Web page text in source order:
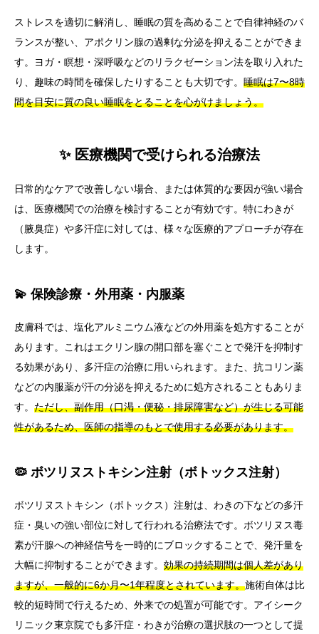
ストレスを適切に解消し、睡眠の質を高めることで自律神経のバ
ランスが整い、アポクリン腺の過剰な分泌を抑えることができま
す。ヨガ・瞑想・深呼吸などのリラクゼーション法を取り入れた
り、趣味の時間を確保したりすることも大切です。 睡眠は7〜8時
間を目安に質の良い睡眠をとることを心がけましょう。
✨ 医療機関で受けられる治療法
日常的なケアで改善しない場合、または体質的な要因が強い場合
は、医療機関での治療を検討することが有効です。特にわきが
（腋臭症）や多汗症に対しては、様々な医療的アプローチが存在
します。
💫 保険診療・外用薬・内服薬
皮膚科では、塩化アルミニウム液などの外用薬を処方することが
あります。これはエクリン腺の開口部を塞ぐことで発汗を抑制す
る効果があり、多汗症の治療に用いられます。また、抗コリン薬
などの内服薬が汗の分泌を抑えるために処方されることもありま
す。 ただし、副作用（口渇・便秘・排尿障害など）が生じる可能
性があるため、医師の指導のもとで使用する必要があります。
🦠 ボツリヌストキシン注射（ボトックス注射）
ボツリヌストキシン（ボトックス）注射は、わきの下などの多汗
症・臭いの強い部位に対して行われる治療法です。ボツリヌス毒
素が汗腺への神経信号を一時的にブロックすることで、発汗量を
大幅に抑制することができます。 効果の持続期間は個人差があり
ますが、一般的に6か月〜1年程度とされています。施術自体は比
較的短時間で行えるため、外来での処置が可能です。アイシーク
リニック東京院でも多汗症・わきが治療の選択肢の一つとして提